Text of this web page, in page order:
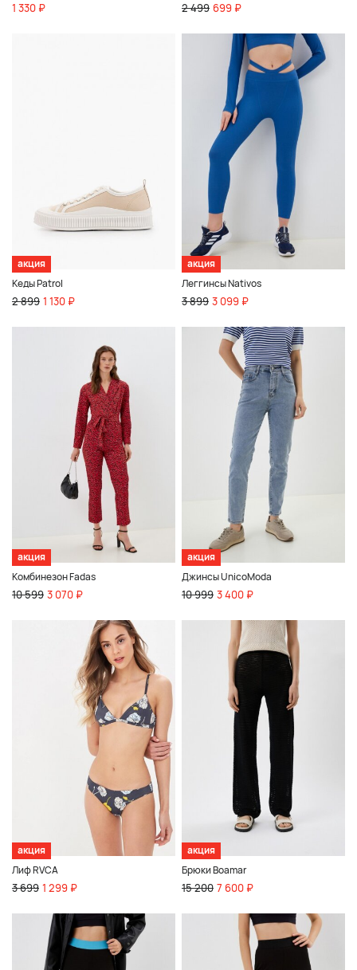
1 330 ₽ 2 499 699 ₽
акция
Кеды Patrol
2 899 1 130 ₽
акция
Леггинсы Nativos
3 899 3 099 ₽
акция
Комбинезон Fadas
10 599 3 070 ₽
акция
Джинсы UnicoModa
10 999 3 400 ₽
акция
Лиф RVCA
3 699 1 299 ₽
акция
Брюки Boamar
15 200 7 600 ₽